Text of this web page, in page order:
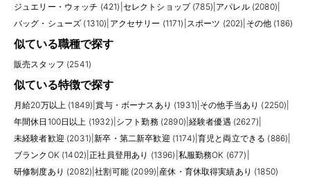
ジュエリー・ウォッチ (421) セレクトショップ (785) アパレル (2080)
バッグ・シューズ (1310) アクセサリー (1171) スポーツ (202) その他 (186)
似ている職種で探す
販売スタッフ (2541)
似ている特徴で探す
月給20万以上 (1849) |賞与・ボーナスあり (1931) その他手当あり (2250)
年間休日100日以上 (1932) シフト勤務 (2890) 経験者優遇 (2627)
未経験者歓迎 (2031) |新卒・第二新卒歓迎 (1174) 育児と両立できる (886)
ブランクOK (1402) |正社員登用あり (1396) 私服勤務OK (677)
研修制度あり (2082) |社割可能 (2099) 産休・育休取得実績あり (1850)